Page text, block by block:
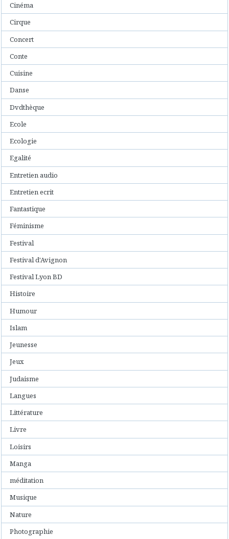
Cinéma
Cirque
Concert
Conte
Cuisine
Danse
Dvdthèque
Ecole
Ecologie
Egalité
Entretien audio
Entretien ecrit
Fantastique
Féminisme
Festival
Festival d'Avignon
Festival Lyon BD
Histoire
Humour
Islam
Jeunesse
Jeux
Judaisme
Langues
Littérature
Livre
Loisirs
Manga
méditation
Musique
Nature
Photographie